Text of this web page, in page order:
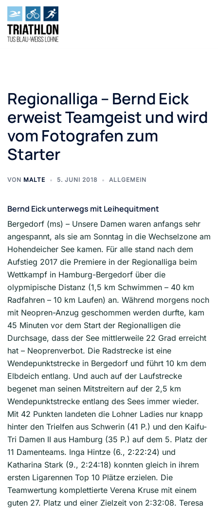
Zum
Inhalt
springen
Regionalliga – Bernd Eick
erweist Teamgeist und wird
vom Fotografen zum
Starter
VON MALTE 5. JUNI 2018 ALLGEMEIN
Bernd Eick unterwegs mit Leihequitment
Bergedorf (ms) – Unsere Damen waren anfangs sehr
angespannt, als sie am Sonntag in die Wechselzone am
Hohendeicher See kamen. Für alle stand nach dem
Aufstieg 2017 die Premiere in der Regionalliga beim
Wettkampf in Hamburg-Bergedorf über die
olypmipische Distanz (1,5 km Schwimmen – 40 km
Radfahren – 10 km Laufen) an. Während morgens noch
mit Neopren-Anzug geschommen werden durfte, kam
45 Minuten vor dem Start der Regionalligen die
Durchsage, dass der See mittlerweile 22 Grad erreicht
hat – Neoprenverbot. Die Radstrecke ist eine
Wendepunktstrecke in Bergedorf und führt 10 km dem
Elbdeich entlang. Und auch auf der Laufstrecke
begenet man seinen Mitstreitern auf der 2,5 km
Wendepunktstrecke entlang des Sees immer wieder.
Mit 42 Punkten landeten die Lohner Ladies nur knapp
hinter den Trielfen aus Schwerin (41 P.) und den Kaifu-
Tri Damen II aus Hamburg (35 P.) auf dem 5. Platz der
11 Damenteams. Inga Hintze (6., 2:22:24) und
Katharina Stark (9., 2:24:18) konnten gleich in ihrem
ersten Ligarennen Top 10 Plätze erzielen. Die
Teamwertung komplettierte Verena Kruse mit einem
guten 27. Platz und einer Zielzeit von 2:32:08. Teresa